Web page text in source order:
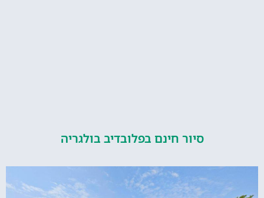
סיור חינם בפלובדיב בולגריה